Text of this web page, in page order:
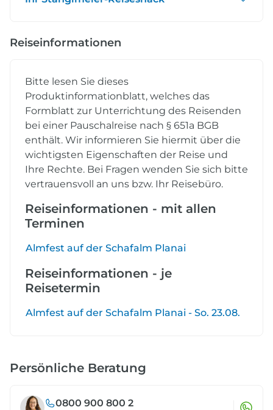
Reiseinformationen
Bitte lesen Sie dieses
Produktinformationblatt, welches das
Formblatt zur Unterrichtung des Reisenden
bei einer Pauschalreise nach § 651a BGB
enthält. Wir informieren Sie hiermit über die
wichtigsten Eigenschaften der Reise und
Ihre Rechte. Bei Fragen wenden Sie sich bitte
vertrauensvoll an uns bzw. Ihr Reisebüro.
Reiseinformationen - mit allen
Terminen
Almfest auf der Schafalm Planai
Reiseinformationen - je
Reisetermin
Almfest auf der Schafalm Planai - So. 23.08.
Persönliche Beratung
0800 900 800 2